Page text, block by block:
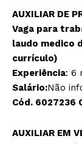
AUXILIAR DE
Vaga para
laudo medico
currículo)
Experiência: 6
Salário:Não
Cód. 6027236
AUXILIAR EM